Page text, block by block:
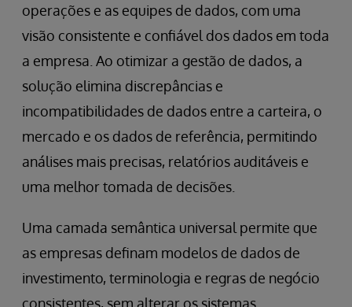
operações e as equipes de dados, com uma
visão consistente e confiável dos dados em toda
a empresa. Ao otimizar a gestão de dados, a
solução elimina discrepâncias e
incompatibilidades de dados entre a carteira, o
mercado e os dados de referência, permitindo
análises mais precisas, relatórios auditáveis e
uma melhor tomada de decisões.
Uma camada semântica universal permite que
as empresas definam modelos de dados de
investimento, terminologia e regras de negócio
consistentes, sem alterar os sistemas